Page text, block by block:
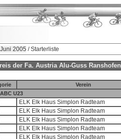
2005 / Starterliste
der Fa. Austria Alu-Guss Ranshofen
Verein
U23
ELK Elk Haus Simplon Radteam
ELK Elk Haus Simplon Radteam
ELK Elk Haus Simplon Radteam
ELK Elk Haus Simplon Radteam
ELK Elk Haus Simplon Radteam